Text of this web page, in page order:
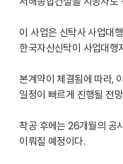
이 사업은 신탁사 사업대
한국자산신탁이 사업대행
본계약이 체결됨에 따라,
일정이 빠르게 진행될 전
착공 후에는 26개월의 공
이뤄질 예정이다.